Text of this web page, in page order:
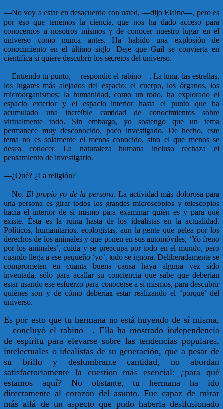
—No voy a estar en desacuerdo con usted, —dijo Elaine—, pero es
por eso que tenemos la ciencia, que nos ha dado acceso para
conocernos a nosotros mismos y de conocer nuestro lugar en el
universo como nunca antes. Ha habido una explosión de
conocimiento en el último siglo. Deje que Gail se convierta en
científica si quiere descubrir los secretos del universo.
—Entiendo tu punto, —respondió el rabino—. La luna, las estrellas,
los lugares más alejados del espacio; el cuerpo, los órganos, los
microorganismos; la humanidad, como un todo, ha explorado el
espacio exterior y el espacio interior hasta el punto que ha
acumulado una increíble cantidad de conocimientos sobre
virtualmente todo. Sin embargo, yo sostengo que un tema
permanece muy desconocido, poco investigado. De hecho, este
tema no es solamente el menos conocido, sino el que menos se
desea conocer. La naturaleza humana incluso rechaza el
pensamiento de investigarlo.
—¿Qué? ¿La religión?
—No. El propio yo de la persona. La actividad más dolorosa para
una persona es girar todos los grandes microscopios y telescopios
hacia el interior de sí mismo para examinar quién es y para qué
existe. Ésta es la ruina hasta de los idealistas en la actualidad.
Políticos, humanitarios, ecologistas, aun la gente que pelea por los
derechos de los animales y que ponen en sus automóviles, ‘Yo freno
por los animales’, cuida y se preocupa por todo en el mundo, pero
cuando llega a ese pequeño ‘yo’, todo se ignora. Deliberadamente se
comprometen en cuanta buena causa haya alguna vez sido
inventada, sólo para acallar su conciencia que sabe que deberían
estar usando ese esfuerzo para conocerse a sí mismos, para descubrir
quiénes son y de cómo deberían estar realizando el ‘porqué’ del
universo.
Es por esto que tu hermana no está huyendo de sí misma,
—concluyó el rabino—. Ella ha mostrado independencia
de espíritu para elevarse sobre las tendencias populares,
intelectuales o idealistas de su generación, que a pesar de
su brillo y deslumbrante cantidad, no abordan
satisfactoriamente la cuestión más esencial: ¿para qué
estamos aquí? No obstante, tu hermana ha ido
directamente al corazón del asunto. Fue capaz de mirar
más allá de un aspecto que pudo haberla desilusionado